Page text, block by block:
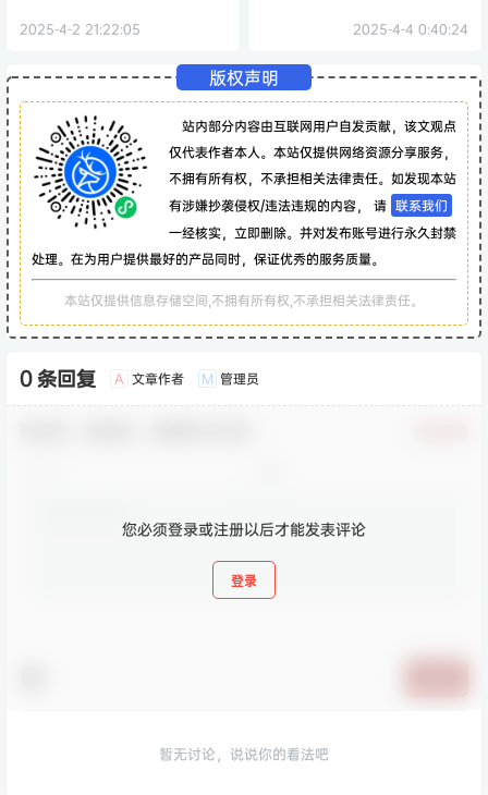
2025-4-2 21:22:05 2025-4-4 0:40:24
版权声明
站内部分内容由互联网用户自发贡献，该文观点
仅代表作者本人。本站仅提供网络资源分享服务，
不拥有所有权，不承担相关法律责任。如发现本站
有涉嫌抄袭侵权/违法违规的内容， 请 联系我们
一经核实，立即删除。并对发布账号进行永久封禁
处理。在为用户提供最好的产品同时，保证优秀的服务质量。
本站仅提供信息存储空间,不拥有所有权,不承担相关法律责任。
0 条回复 A 文章作者 M 管理员
您必须登录或注册以后才能发表评论
登录
暂无讨论，说说你的看法吧